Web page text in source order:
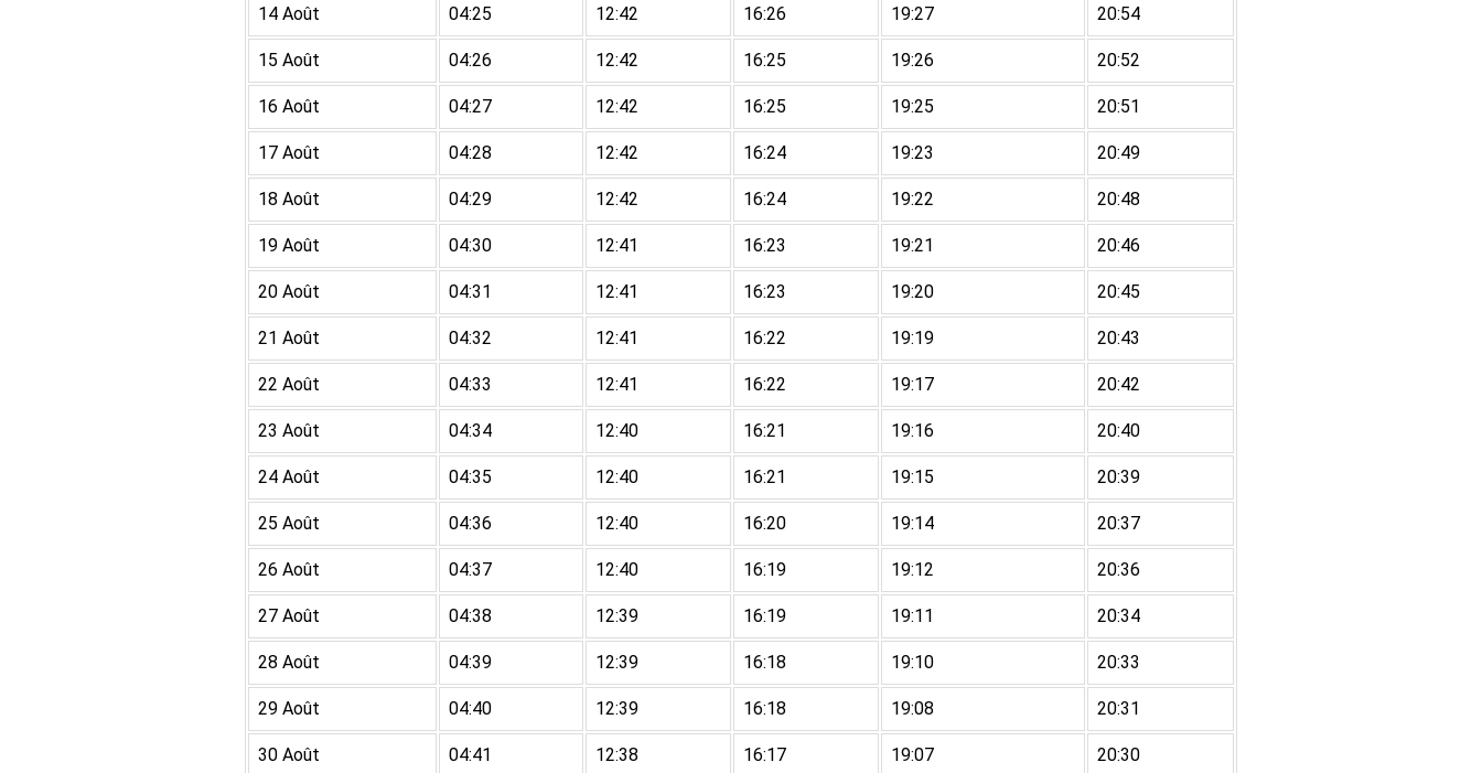
14 Août 04:25 12:42 16:26 19:27 20:54
15 Août 04:26 12:42 16:25 19:26 20:52
16 Août 04:27 12:42 16:25 19:25 20:51
17 Août 04:28 12:42 16:24 19:23 20:49
18 Août 04:29 12:42 16:24 19:22 20:48
19 Août 04:30 12:41 16:23 19:21 20:46
20 Août 04:31 12:41 16:23 19:20 20:45
21 Août 04:32 12:41 16:22 19:19 20:43
22 Août 04:33 12:41 16:22 19:17 20:42
23 Août 04:34 12:40 16:21 19:16 20:40
24 Août 04:35 12:40 16:21 19:15 20:39
25 Août 04:36 12:40 16:20 19:14 20:37
26 Août 04:37 12:40 16:19 19:12 20:36
27 Août 04:38 12:39 16:19 19:11 20:34
28 Août 04:39 12:39 16:18 19:10 20:33
29 Août 04:40 12:39 16:18 19:08 20:31
30 Août 04:41 12:38 16:17 19:07 20:30